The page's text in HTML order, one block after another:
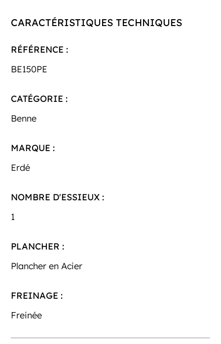
CARACTÉRISTIQUES TECHNIQUES
RÉFÉRENCE :
BE150PE
CATÉGORIE :
Benne
MARQUE :
Erdé
NOMBRE D'ESSIEUX :
1
PLANCHER :
Plancher en Acier
FREINAGE :
Freinée